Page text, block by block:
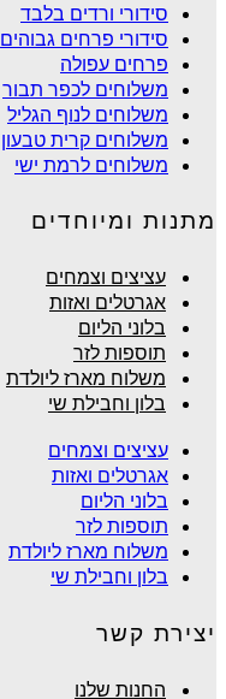
סידורי ורדים בלבד
סידורי פרחים גבוהים
פרחים עפולה
משלוחים לכפר תבור
משלוחים לנוף הגליל
משלוחים קרית טבעון
משלוחים לרמת ישי
מתנות ומיוחדים
עציצים וצמחים
אגרטלים ואזות
בלוני הליום
תוספות לזר
משלוח מארז ליולדת
בלון וחבילת שי
עציצים וצמחים
אגרטלים ואזות
בלוני הליום
תוספות לזר
משלוח מארז ליולדת
בלון וחבילת שי
יצירת קשר
החנות שלנו